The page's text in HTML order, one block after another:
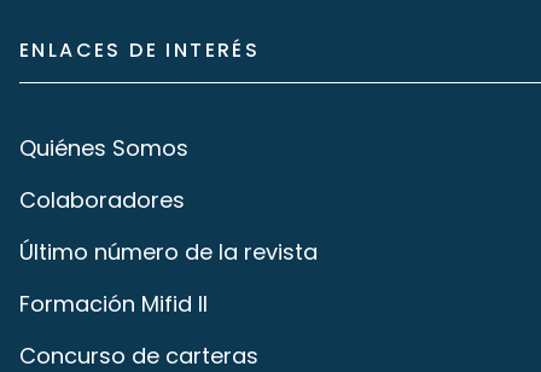
ENLACES DE INTERÉS
Quiénes Somos
Colaboradores
Último número de la revista
Formación Mifid II
Concurso de carteras